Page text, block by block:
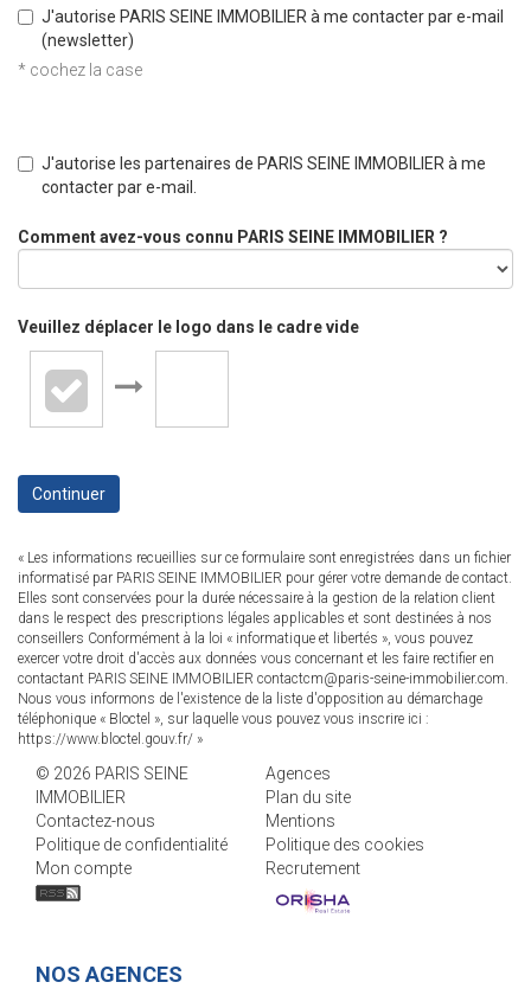
J'autorise PARIS SEINE IMMOBILIER à me contacter par e-mail
(newsletter)
* cochez la case
J'autorise les partenaires de PARIS SEINE IMMOBILIER à me
contacter par e-mail.
Comment avez-vous connu PARIS SEINE IMMOBILIER ?
Veuillez déplacer le logo dans le cadre vide
Continuer
« Les informations recueillies sur ce formulaire sont enregistrées dans un fichier
informatisé par PARIS SEINE IMMOBILIER pour gérer votre demande de contact.
Elles sont conservées pour la durée nécessaire à la gestion de la relation client
dans le respect des prescriptions légales applicables et sont destinées à nos
conseillers Conformément à la loi « informatique et libertés », vous pouvez
exercer votre droit d'accès aux données vous concernant et les faire rectifier en
contactant PARIS SEINE IMMOBILIER contactcm@paris-seine-immobilier.com.
Nous vous informons de l'existence de la liste d'opposition au démarchage
téléphonique « Bloctel », sur laquelle vous pouvez vous inscrire ici :
https://www.bloctel.gouv.fr/ »
© 2026 PARIS SEINE
IMMOBILIER
Agences
Plan du site
Contactez-nous
Mentions
Politique de confidentialité
Politique des cookies
Mon compte
Recrutement
NOS AGENCES